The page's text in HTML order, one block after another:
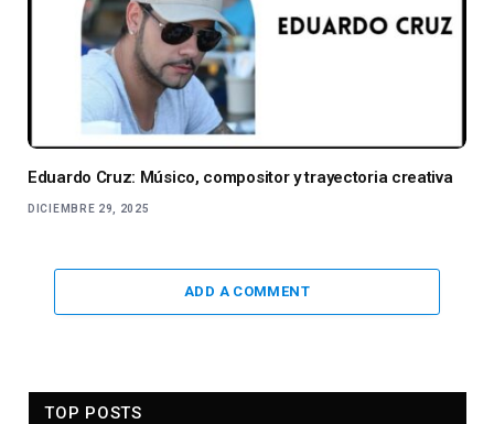
Eduardo Cruz: Músico, compositor y trayectoria creativa
DICIEMBRE 29, 2025
ADD A COMMENT
TOP POSTS